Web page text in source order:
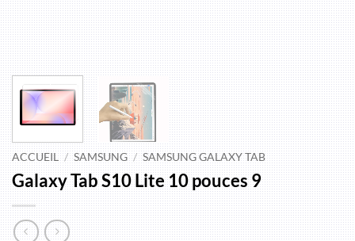
ACCUEIL / SAMSUNG / SAMSUNG GALAXY TAB
Galaxy Tab S10 Lite 10 pouces 9